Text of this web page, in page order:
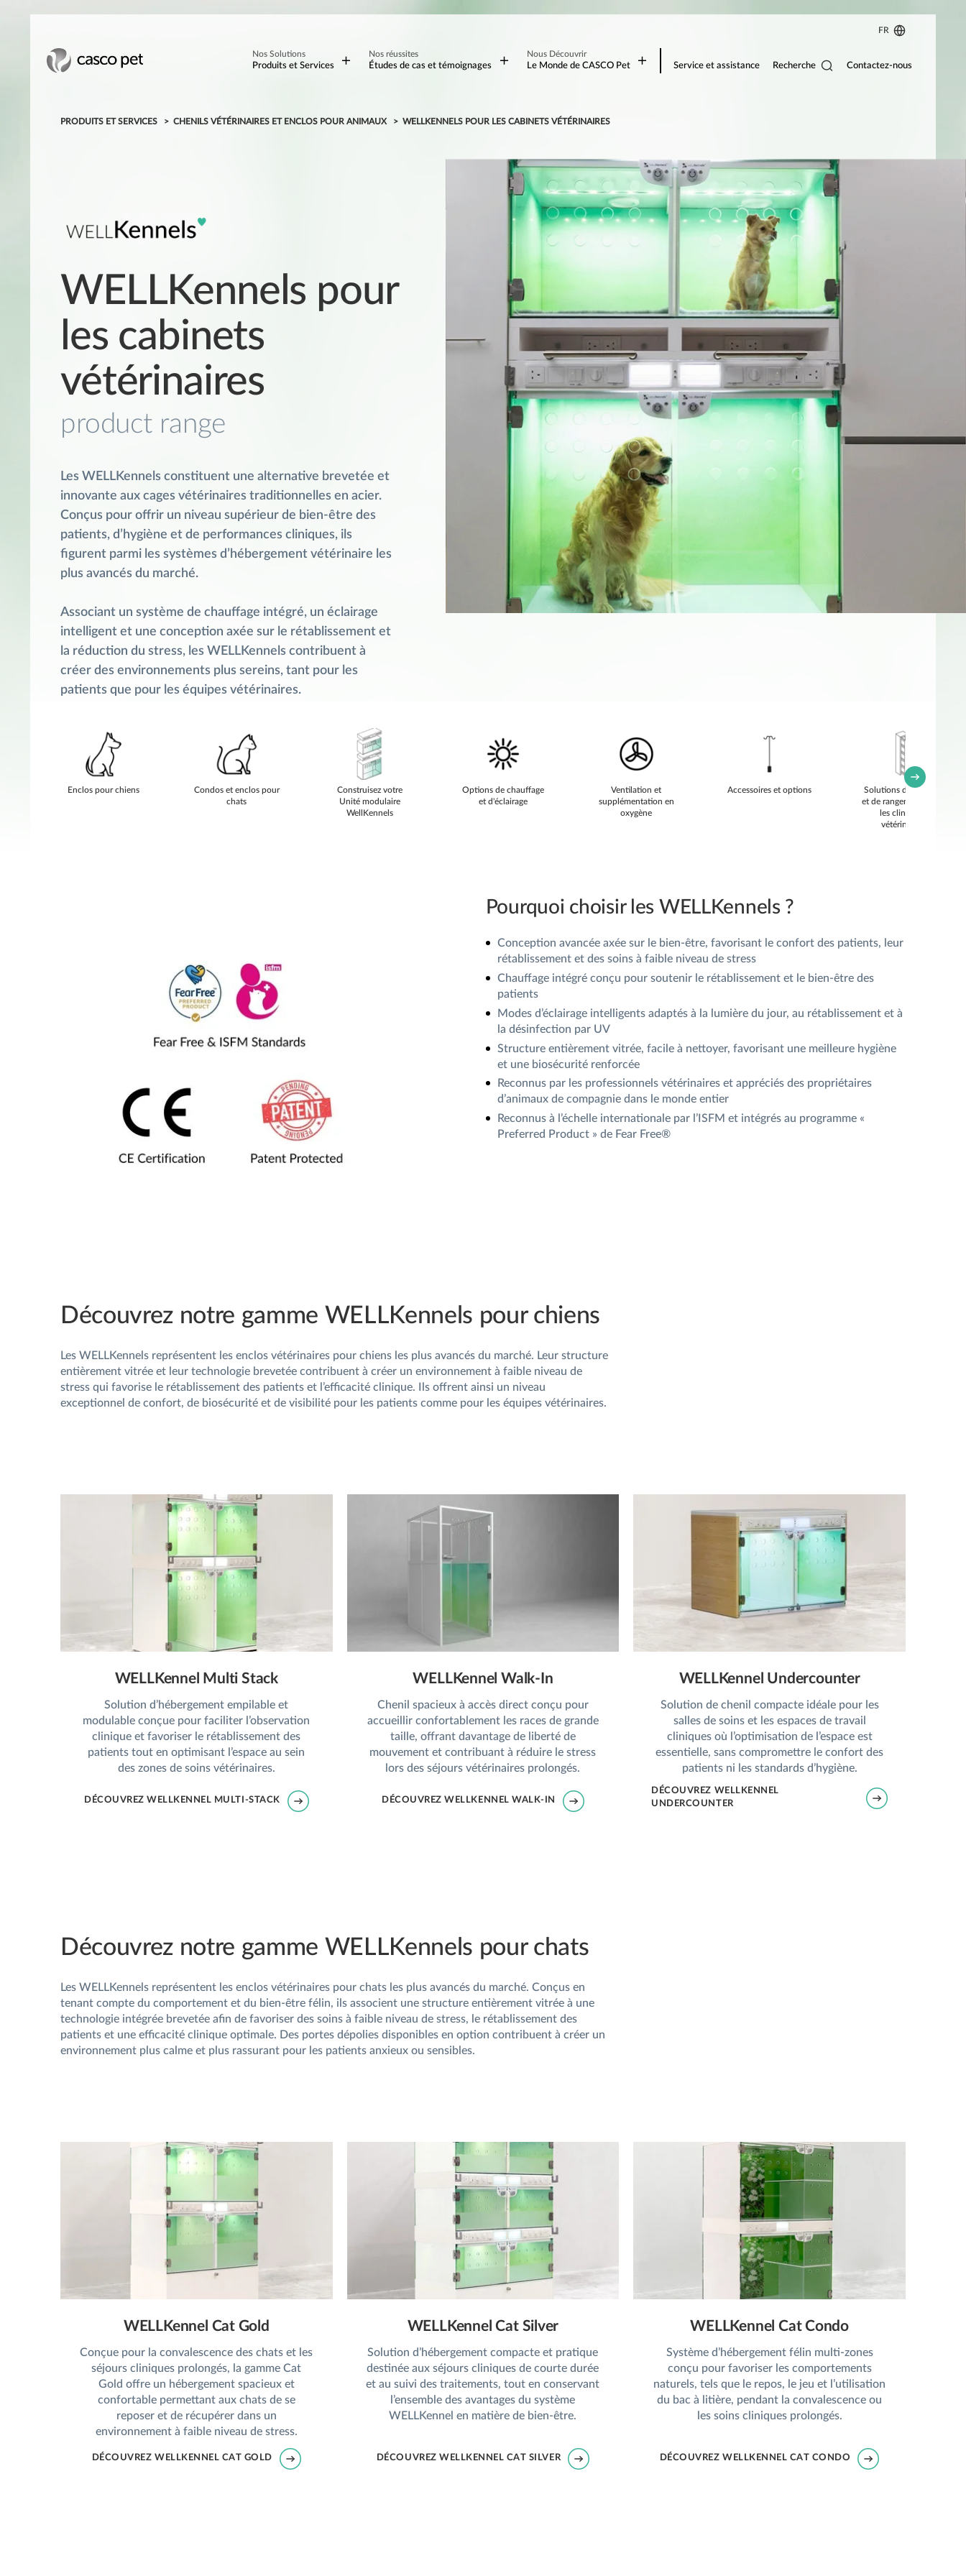
FR
Nos Solutions
Produits et Services
Nos réussites
Études de cas et témoignages
Nous Découvrir
Le Monde de CASCO Pet Service et assistance Recherche Contactez-nous
PRODUITS ET SERVICES CHENILS VÉTÉRINAIRES ET ENCLOS POUR ANIMAUX WELLKENNELS POUR LES CABINETS VÉTÉRINAIRES
WELLKennels pour
les cabinets
vétérinaires
product range
Les WELLKennels constituent une alternative brevetée et
innovante aux cages vétérinaires traditionnelles en acier.
Conçus pour offrir un niveau supérieur de bien-être des
patients, d’hygiène et de performances cliniques, ils
figurent parmi les systèmes d’hébergement vétérinaire les
plus avancés du marché.
Associant un système de chauffage intégré, un éclairage
intelligent et une conception axée sur le rétablissement et
la réduction du stress, les WELLKennels contribuent à
créer des environnements plus sereins, tant pour les
patients que pour les équipes vétérinaires.
Enclos pour chiens
Condos et enclos pour
chats
Construisez votre
Unité modulaire
WellKennels
Options de chauffage
et d'éclairage
Ventilation et
supplémentation en
oxygène
Accessoires et options
Solutions d’armoires
et de rangement pour
les cliniques
vétérinaires
Pourquoi choisir les WELLKennels ?
Conception avancée axée sur le bien-être, favorisant le confort des patients, leur
rétablissement et des soins à faible niveau de stress
Chauffage intégré conçu pour soutenir le rétablissement et le bien-être des
patients
Modes d’éclairage intelligents adaptés à la lumière du jour, au rétablissement et à
la désinfection par UV
Structure entièrement vitrée, facile à nettoyer, favorisant une meilleure hygiène
et une biosécurité renforcée
Reconnus par les professionnels vétérinaires et appréciés des propriétaires
d’animaux de compagnie dans le monde entier
Reconnus à l’échelle internationale par l’ISFM et intégrés au programme «
Preferred Product » de Fear Free®
Découvrez notre gamme WELLKennels pour chiens
Les WELLKennels représentent les enclos vétérinaires pour chiens les plus avancés du marché. Leur structure
entièrement vitrée et leur technologie brevetée contribuent à créer un environnement à faible niveau de
stress qui favorise le rétablissement des patients et l’efficacité clinique. Ils offrent ainsi un niveau
exceptionnel de confort, de biosécurité et de visibilité pour les patients comme pour les équipes vétérinaires.
WELLKennel Multi Stack
Solution d’hébergement empilable et
modulable conçue pour faciliter l’observation
clinique et favoriser le rétablissement des
patients tout en optimisant l’espace au sein
des zones de soins vétérinaires.
DÉCOUVREZ WELLKENNEL MULTI-STACK
WELLKennel Walk-In
Chenil spacieux à accès direct conçu pour
accueillir confortablement les races de grande
taille, offrant davantage de liberté de
mouvement et contribuant à réduire le stress
lors des séjours vétérinaires prolongés.
DÉCOUVREZ WELLKENNEL WALK-IN
WELLKennel Undercounter
Solution de chenil compacte idéale pour les
salles de soins et les espaces de travail
cliniques où l’optimisation de l’espace est
essentielle, sans compromettre le confort des
patients ni les standards d’hygiène.
DÉCOUVREZ WELLKENNEL
UNDERCOUNTER
Découvrez notre gamme WELLKennels pour chats
Les WELLKennels représentent les enclos vétérinaires pour chats les plus avancés du marché. Conçus en
tenant compte du comportement et du bien-être félin, ils associent une structure entièrement vitrée à une
technologie intégrée brevetée afin de favoriser des soins à faible niveau de stress, le rétablissement des
patients et une efficacité clinique optimale. Des portes dépolies disponibles en option contribuent à créer un
environnement plus calme et plus rassurant pour les patients anxieux ou sensibles.
WELLKennel Cat Gold
Conçue pour la convalescence des chats et les
séjours cliniques prolongés, la gamme Cat
Gold offre un hébergement spacieux et
confortable permettant aux chats de se
reposer et de récupérer dans un
environnement à faible niveau de stress.
DÉCOUVREZ WELLKENNEL CAT GOLD
WELLKennel Cat Silver
Solution d’hébergement compacte et pratique
destinée aux séjours cliniques de courte durée
et au suivi des traitements, tout en conservant
l’ensemble des avantages du système
WELLKennel en matière de bien-être.
DÉCOUVREZ WELLKENNEL CAT SILVER
WELLKennel Cat Condo
Système d’hébergement félin multi-zones
conçu pour favoriser les comportements
naturels, tels que le repos, le jeu et l’utilisation
du bac à litière, pendant la convalescence ou
les soins cliniques prolongés.
DÉCOUVREZ WELLKENNEL CAT CONDO